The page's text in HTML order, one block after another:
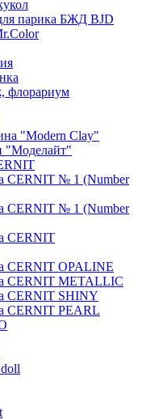
парика БЖД BJD
флорариум
"Modern Clay"
"Моделайт"
CERNIT № 1 (Number
CERNIT № 1 (Number
CERNIT
CERNIT OPALINE
CERNIT METALLIC
CERNIT SHINY
CERNIT PEARL